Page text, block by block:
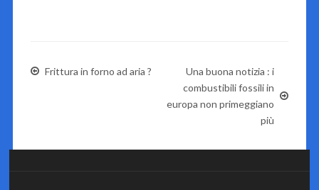
Frittura in forno ad aria ?
Una buona notizia : i
combustibili fossili in
europa non primeggiano
più